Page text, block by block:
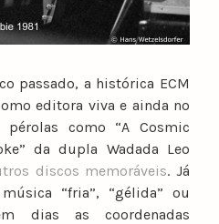
passado, a histórica ECM
editora viva e ainda no
como “A Cosmic
da dupla Wadada Leo
discos memoráveis. Já
“fria”, “gélida” ou
dias as coordenadas